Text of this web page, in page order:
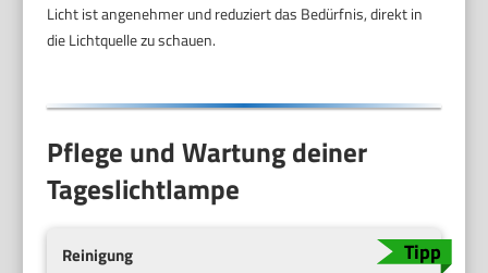
Licht ist angenehmer und reduziert das Bedürfnis, direkt in
die Lichtquelle zu schauen.
Pflege und Wartung deiner
Tageslichtlampe
Reinigung